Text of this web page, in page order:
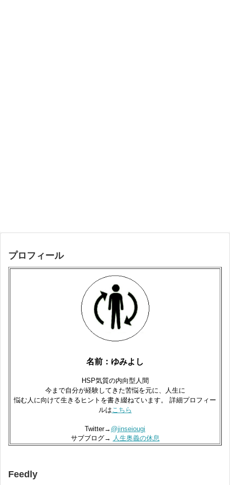
プロフィール
名前：ゆみよし
HSP気質の内向型人間
今まで自分が経験してきた苦悩を元に、人生に
悩む人に向けて生きるヒントを書き綴ねています。 詳細プロフィー
ルはこちら
Twitter→ @jinseiougi
サブブログ→ 人生奥義の休息
Feedly